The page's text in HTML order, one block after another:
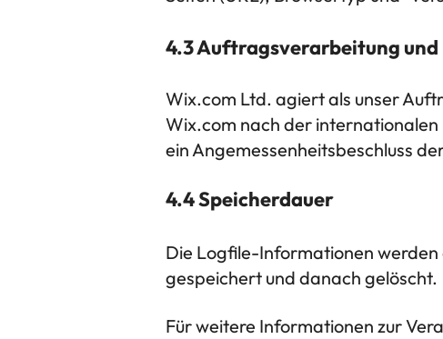
4.3 Auftragsverarbeitung
Wix.com Ltd. agiert als unser
Wix.com nach der
ein Angemessenheitsbeschluss
4.4 Speicherdauer
Die Logfile-Informationen werden
gespeichert und danach gelöscht.
Für weitere Informationen zur